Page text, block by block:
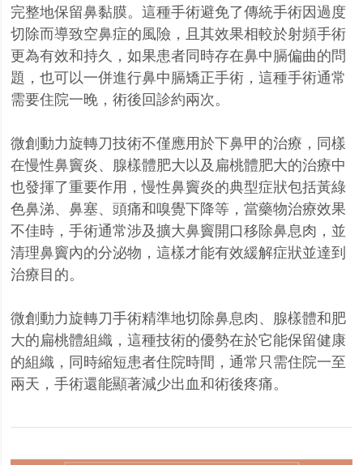
完整地保留鼻黏膜。這種手術避免了傳統手術因過度
切除而導致空鼻症的風險，且其效果相較於射頻手術
更為有效和持久，如果患者同時存在鼻中膈偏曲的問
題，也可以一併進行鼻中膈矯正手術，這種手術通常
需要住院一晚，術後回診約兩次。
微創動力旋轉刀技術不僅應用於下鼻甲的治療，同樣
在慢性鼻竇炎、腺樣體肥大以及扁桃體肥大的治療中
也發揮了重要作用，慢性鼻竇炎的典型症狀包括黃綠
色鼻涕、鼻塞、頭痛和嗅覺下降等，當藥物治療效果
不佳時，手術通常涉及擴大鼻竇開口移除鼻息肉，並
清理鼻竇內的分泌物，這樣才能有效緩解症狀並達到
治療目的。
微創動力旋轉刀手術精準地切除鼻息肉、腺樣體和肥
大的扁桃體組織，這種技術的優勢在於它能保留健康
的組織，同時縮短患者住院時間，通常只需住院一至
兩天，手術還能顯著減少出血和術後疼痛。